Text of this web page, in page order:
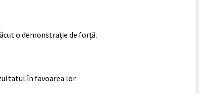
o demonstraţie de forţă.
în favoarea lor.